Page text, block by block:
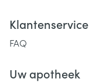
Klantenservice
FAQ
Uw apotheek